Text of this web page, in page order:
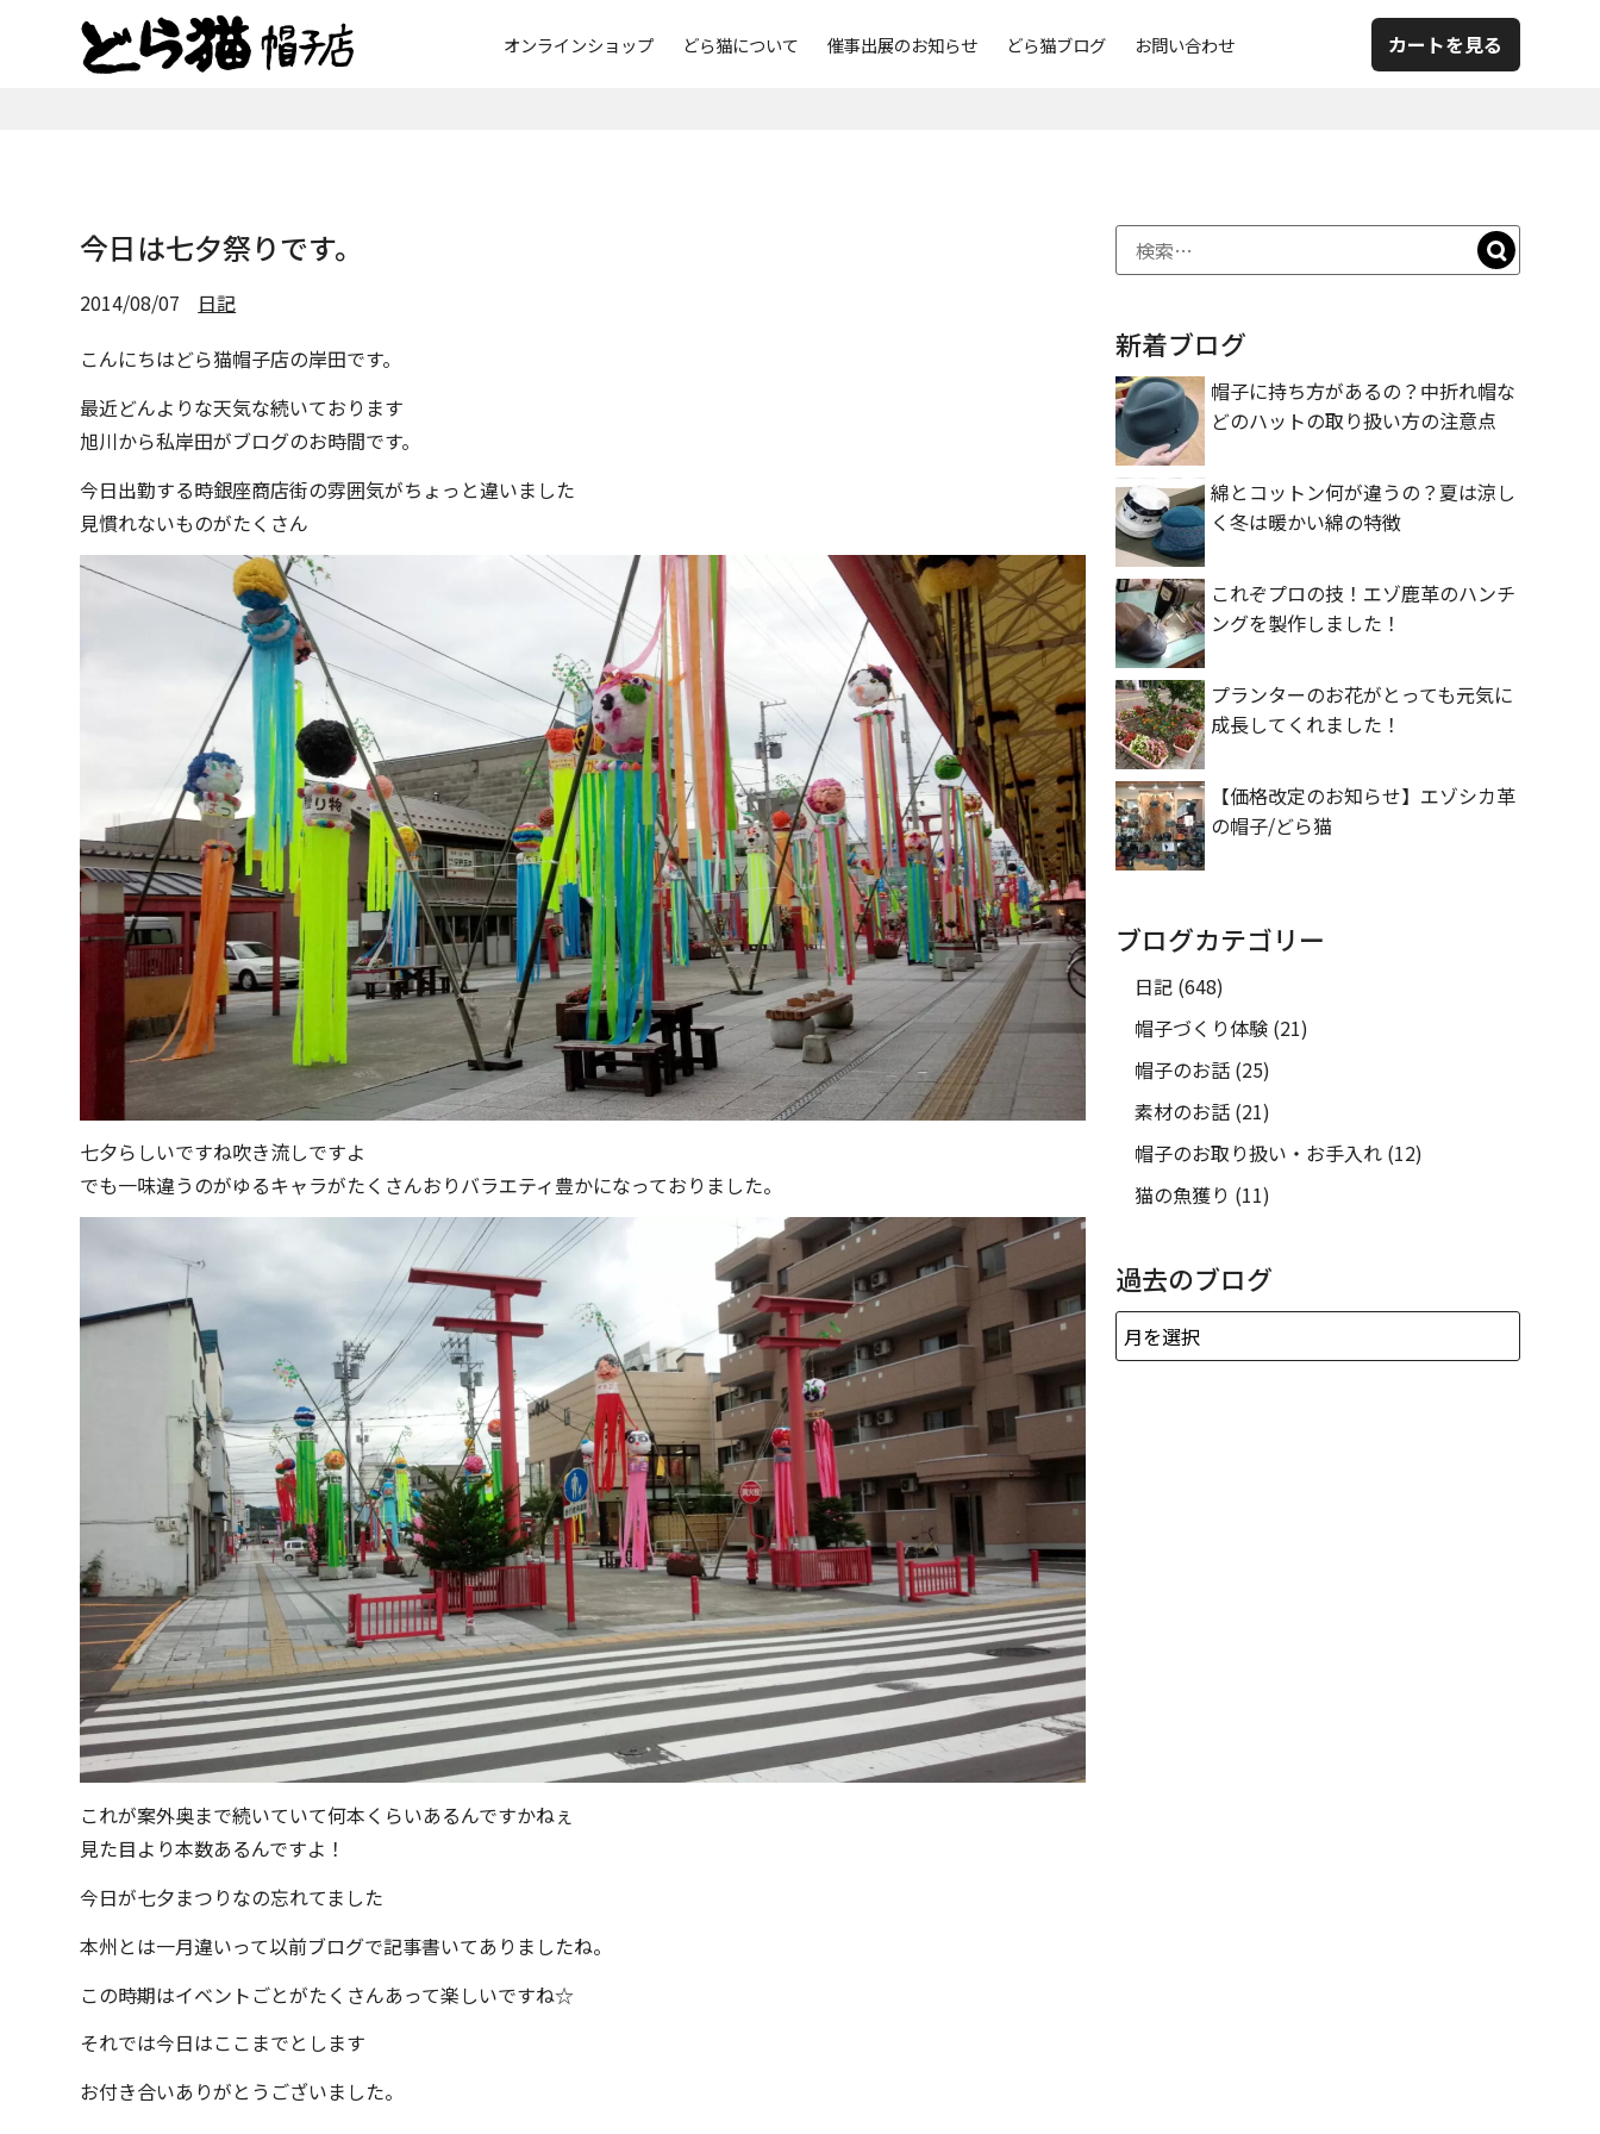
オンラインショップ どら猫について 催事出展のお知らせ どら猫ブログ お問い合わせ カートを見る
今日は七夕祭りです。
2014/08/07
日記
こんにちはどら猫帽子店の岸田です。
最近どんよりな天気な続いております
旭川から私岸田がブログのお時間です。
今日出勤する時銀座商店街の雰囲気がちょっと違いました
見慣れないものがたくさん
七夕らしいですね吹き流しですよ
でも一味違うのがゆるキャラがたくさんおりバラエティ豊かになっておりました。
これが案外奥まで続いていて何本くらいあるんですかねぇ
見た目より本数あるんですよ！
今日が七夕まつりなの忘れてました
本州とは一月違いって以前ブログで記事書いてありましたね。
この時期はイベントごとがたくさんあって楽しいですね☆
それでは今日はここまでとします
お付き合いありがとうございました。
新着ブログ
帽子に持ち方があるの？中折れ帽な
どのハットの取り扱い方の注意点
綿とコットン何が違うの？夏は涼し
く冬は暖かい綿の特徴
これぞプロの技！エゾ鹿革のハンチ
ングを製作しました！
プランターのお花がとっても元気に
成長してくれました！
【価格改定のお知らせ】エゾシカ革
の帽子/どら猫
ブログカテゴリー
日記(648)
帽子づくり体験(21)
帽子のお話(25)
素材のお話(21)
帽子のお取り扱い・お手入れ(12)
猫の魚獲り (11)
過去のブログ